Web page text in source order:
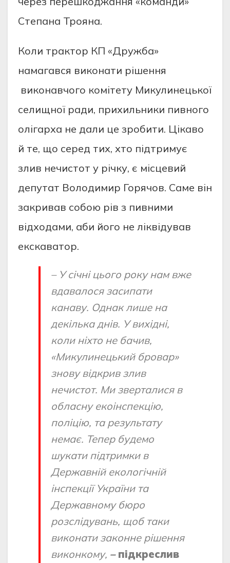
Степана Трояна.
Коли трактор КП «Дружба»
намагався виконати рішення
виконавчого комітету Микулинецької
селищної ради, прихильники пивного
олігарха не дали це зробити. Цікаво
й те, що серед тих, хто підтримує
злив нечистот у річку, є місцевий
депутат Володимир Горячов. Саме він
закривав собою рів з пивними
відходами, аби його не ліквідував
екскаватор.
– У січні цього року нам вже
вдавалося засипати
канаву. Однак лише на
декілька днів. У вихідні,
коли ніхто не бачив,
«Микулинецький бровар»
знову відкрив злив
нечистот. Ми зверталися в
обласну екоінспекцію,
поліцію, та результату
немає. Тепер будемо
шукати підтримки в
Державній екологічній
інспекції України та
Державному бюро
розслідувань, щоб таки
виконати законне рішення
виконкому, –підкреслив